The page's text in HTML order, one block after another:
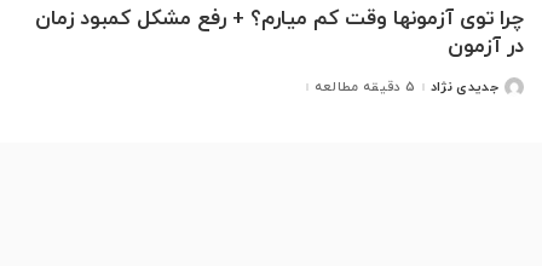
چرا توی آزمونها وقت کم میارم؟ + رفع مشکل کمبود زمان
در آزمون
ارسالجدیدی نژاد 5 دقیقه مطالعه